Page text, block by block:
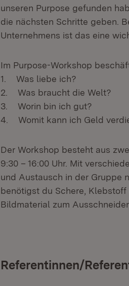
unseren Purpose gefunden
die nächsten Schritte geben.
Unternehmens ist das eine
Im Purpose-Workshop
1. Was liebe ich?
2. Was braucht die Welt?
3. Worin bin ich gut?
4. Womit kann ich Geld
Der Workshop besteht aus
9:30 – 16:00 Uhr. Mit
und Austausch in der Gruppe
benötigst du Schere,
Bildmaterial zum
Referentinnen/